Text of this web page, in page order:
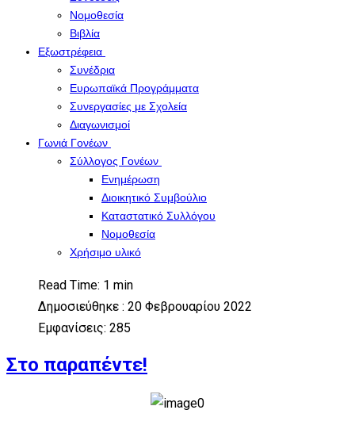
Νομοθεσία
Βιβλία
Εξωστρέφεια
Συνέδρια
Ευρωπαϊκά Προγράμματα
Συνεργασίες με Σχολεία
Διαγωνισμοί
Γωνιά Γονέων
Σύλλογος Γονέων
Ενημέρωση
Διοικητικό Συμβούλιο
Καταστατικό Συλλόγου
Νομοθεσία
Χρήσιμο υλικό
Read Time: 1 min
Δημοσιεύθηκε : 20 Φεβρουαρίου 2022
Εμφανίσεις: 285
Στο παραπέντε!